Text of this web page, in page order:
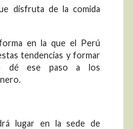
disfruta de la comida
en la que el Perú
tendencias y formar
dé ese paso a los
lugar en la sede de